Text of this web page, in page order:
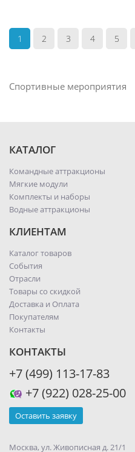
1 2 3 4 5
Спортивные мероприятия
КАТАЛОГ
Командные аттракционы
Мягкие модули
Комплекты и наборы
Водные аттракционы
КЛИЕНТАМ
Каталог товаров
События
Отрасли
Товары со скидкой
Доставка и Оплата
Покупателям
Контакты
КОНТАКТЫ
+7 (499) 113-17-83
+7 (922) 028-25-00
Оставить заявку
Москва, ул. Живописная д. 21/1